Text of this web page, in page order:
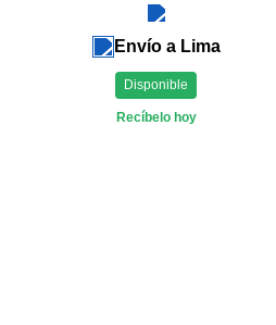
Envío a Lima
Disponible
Recíbelo hoy